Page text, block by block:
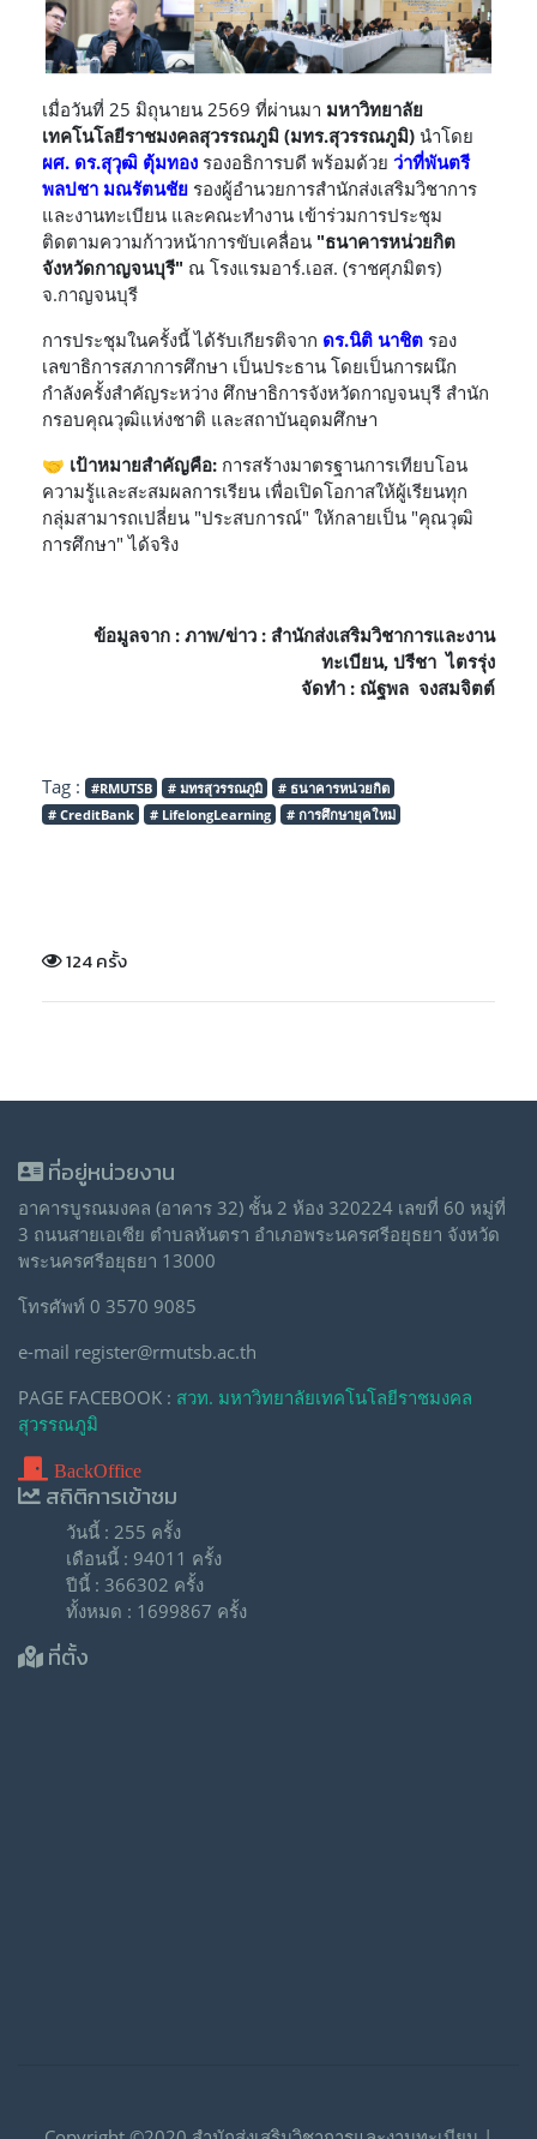
เมื่อวันที่ 25 มิถุนายน 2569 ที่ผ่านมา มหาวิทยาลัย
เทคโนโลยีราชมงคลสุวรรณภูมิ (มทร.สุวรรณภูมิ) นำโดย
ผศ. ดร.สุวุฒิ ตุ้มทอง รองอธิการบดี พร้อมด้วย ว่าที่พันตรี
พลปชา มณรัตนชัย รองผู้อำนวยการสำนักส่งเสริมวิชาการ
และงานทะเบียน และคณะทำงาน เข้าร่วมการประชุม
ติดตามความก้าวหน้าการขับเคลื่อน "ธนาคารหน่วยกิต
จังหวัดกาญจนบุรี" ณ โรงแรมอาร์.เอส. (ราชศุภมิตร)
จ.กาญจนบุรี
การประชุมในครั้งนี้ ได้รับเกียรติจาก ดร.นิติ นาชิต รอง
เลขาธิการสภาการศึกษา เป็นประธาน โดยเป็นการผนึก
กำลังครั้งสำคัญระหว่าง ศึกษาธิการจังหวัดกาญจนบุรี สำนัก
กรอบคุณวุฒิแห่งชาติ และสถาบันอุดมศึกษา
🤝 เป้าหมายสำคัญคือ: การสร้างมาตรฐานการเทียบโอน
ความรู้และสะสมผลการเรียน เพื่อเปิดโอกาสให้ผู้เรียนทุก
กลุ่มสามารถเปลี่ยน "ประสบการณ์" ให้กลายเป็น "คุณวุฒิ
การศึกษา" ได้จริง
ข้อมูลจาก : ภาพ/ข่าว : สำนักส่งเสริมวิชาการและงาน
ทะเบียน, ปรีชา ไตรรุ่ง
จัดทำ : ณัฐพล จงสมจิตต์
Tag : #RMUTSB # มทรสุวรรณภูมิ
# ธนาคารหน่วยกิต
# CreditBank
# LifelongLearning # การศึกษายุคใหม่
124 ครั้ง
ที่อยู่หน่วยงาน
อาคารบูรณมงคล (อาคาร 32) ชั้น 2 ห้อง 320224 เลขที่ 60 หมู่ที่
3 ถนนสายเอเซีย ตำบลหันตรา อำเภอพระนครศรีอยุธยา จังหวัด
พระนครศรีอยุธยา 13000
โทรศัพท์ 0 3570 9085
e-mail register@rmutsb.ac.th
PAGE FACEBOOK : สวท. มหาวิทยาลัยเทคโนโลยีราชมงคล
สุวรรณภูมิ
BackOffice
สถิติการเข้าชม
วันนี้ : 255 ครั้ง
เดือนนี้ : 94011 ครั้ง
ปีนี้ : 366302 ครั้ง
ทั้งหมด : 1699867 ครั้ง
ที่ตั้ง